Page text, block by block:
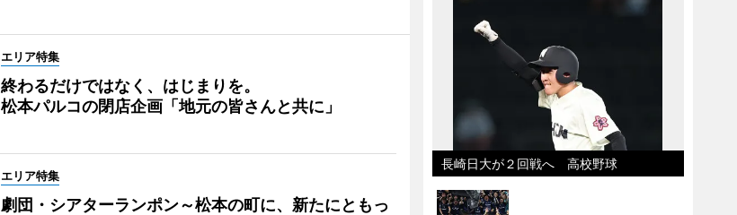
エリア特集
終わるだけではなく、はじまりを。
松本パルコの閉店企画「地元の皆さんと共に」
エリア特集
劇団・シアターランポン～松本の町に、新たにともっ
長崎日大が２回戦へ 高校野球